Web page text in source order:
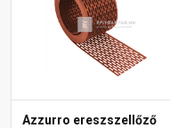
Azzurro ereszszellőző